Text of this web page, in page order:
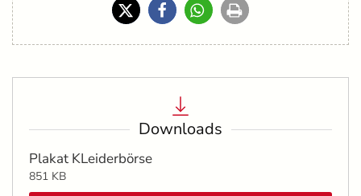
Downloads
Plakat KLeiderbörse
851 KB